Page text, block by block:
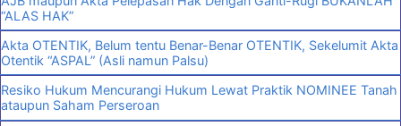
“ALAS HAK”
Akta OTENTIK, Belum tentu Benar-Benar OTENTIK, Sekelumit Akta
Otentik “ASPAL” (Asli namun Palsu)
Resiko Hukum Mencurangi Hukum Lewat Praktik NOMINEE Tanah
ataupun Saham Perseroan